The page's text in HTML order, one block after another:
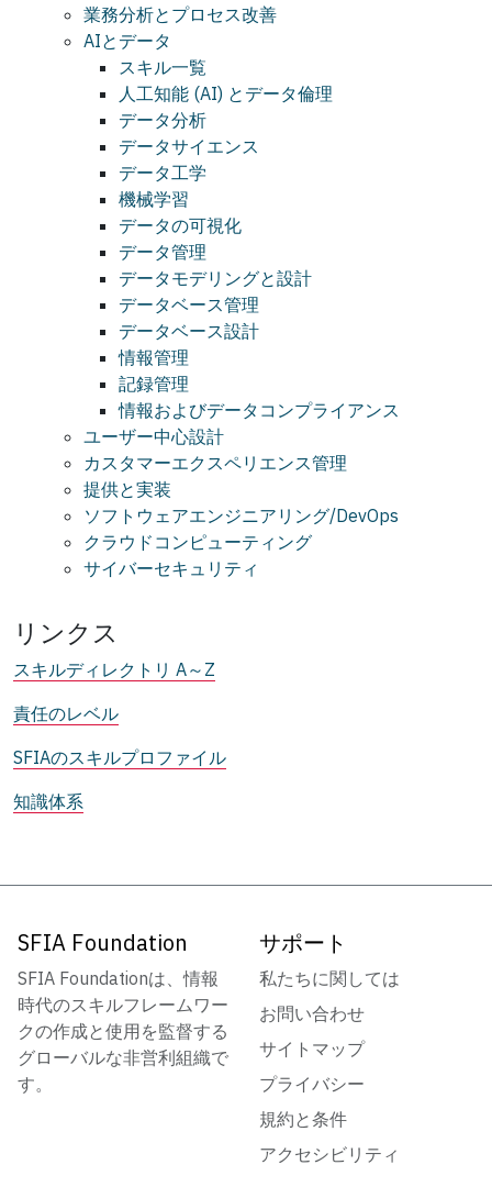
業務分析とプロセス改善
AIとデータ
スキル一覧
人工知能 (AI) とデータ倫理
データ分析
データサイエンス
データ工学
機械学習
データの可視化
データ管理
データモデリングと設計
データベース管理
データベース設計
情報管理
記録管理
情報およびデータコンプライアンス
ユーザー中心設計
カスタマーエクスペリエンス管理
提供と実装
ソフトウェアエンジニアリング/DevOps
クラウドコンピューティング
サイバーセキュリティ
リンクス
スキルディレクトリ A～Z
責任のレベル
SFIAのスキルプロファイル
知識体系
SFIA Foundation
SFIA Foundationは、情報
時代のスキルフレームワー
クの作成と使用を監督する
グローバルな非営利組織で
す。
サポート
私たちに関しては
お問い合わせ
サイトマップ
プライバシー
規約と条件
アクセシビリティ